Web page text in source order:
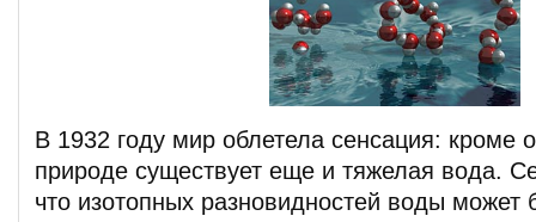
В 1932 году мир облетела сенсация: кроме
природе существует еще и тяжелая вода.
что изотопных разновидностей воды может